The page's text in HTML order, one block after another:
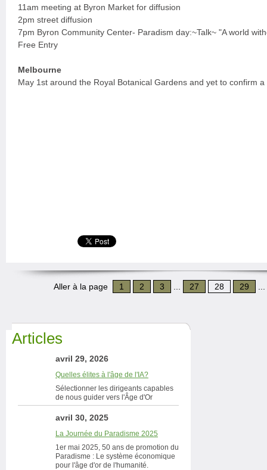
11am meeting at Byron Market for diffusion
2pm street diffusion
7pm Byron Community Center- Paradism day:~Talk~ "A world
Free Entry
Melbourne
May 1st around the Royal Botanical Gardens and yet to confirm a
Aller à la page 1 2 3 27 28 29
Articles
avril 29, 2026
Quelles élites à l'âge de l'IA?
Sélectionner les dirigeants capables
de nous guider vers l'Âge d'Or
avril 30, 2025
La Journée du Paradisme 2025
1er mai 2025, 50 ans de promotion du
Paradisme : Le système économique
pour l'âge d'or de l'humanité.